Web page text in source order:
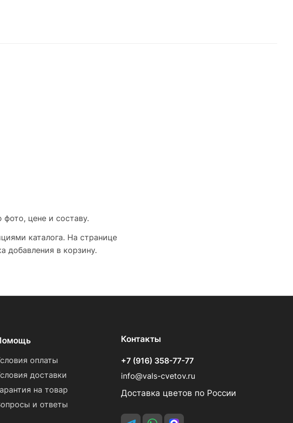
фото, цене и составу.
каталога. На странице
добавления в корзину.
оплаты
доставки
на товар
и ответы
Контакты
+7 (916) 358-77-77
info@vals-cvetov.ru
Доставка цветов по России